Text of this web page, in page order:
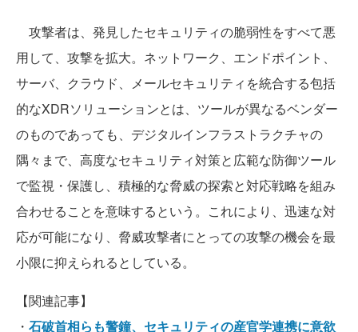
攻撃者は、発見したセキュリティの脆弱性をすべて悪
用して、攻撃を拡大。ネットワーク、エンドポイント、
サーバ、クラウド、メールセキュリティを統合する包括
的なXDRソリューションとは、ツールが異なるベンダー
のものであっても、デジタルインフラストラクチャの
隅々まで、高度なセキュリティ対策と広範な防御ツール
で監視・保護し、積極的な脅威の探索と対応戦略を組み
合わせることを意味するという。これにより、迅速な対
応が可能になり、脅威攻撃者にとっての攻撃の機会を最
小限に抑えられるとしている。
【関連記事】
・ 石破首相らも警鐘、セキュリティの産官学連携に意欲